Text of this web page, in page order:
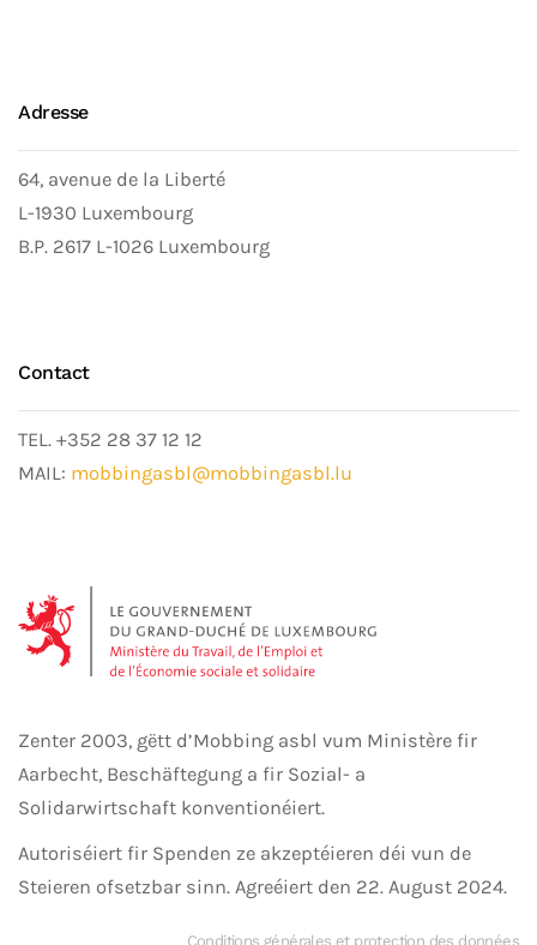
Adresse
64, avenue de la Liberté
L-1930 Luxembourg
B.P. 2617 L-1026 Luxembourg
Contact
TEL. +352 28 37 12 12
MAIL: mobbingasbl@mobbingasbl.lu
Zenter 2003, gëtt d’Mobbing asbl vum Ministère fir
Aarbecht, Beschäftegung a fir Sozial- a
Solidarwirtschaft konventionéiert.
Autoriséiert fir Spenden ze akzeptéieren déi vun de
Steieren ofsetzbar sinn. Agreéiert den 22. August 2024.
Conditions générales et protection des données